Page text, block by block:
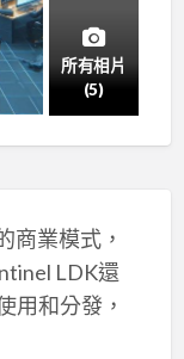
所有相片
(5)
商業模式，
LDK還
用和分發，